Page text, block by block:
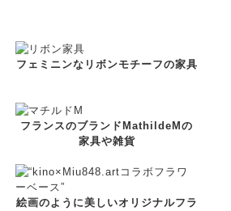
フェミニンなリボンモチーフの家具
フランスのブランドMathildeMの
家具や雑貨
絵画のように美しいオリジナルフラ